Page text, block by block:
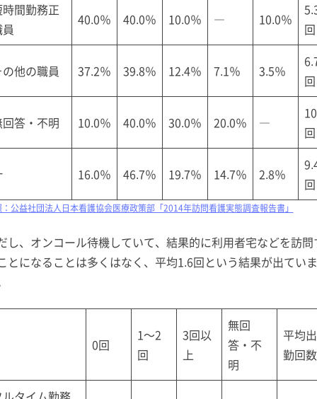
間勤務正
40.0％ 40.0％ 10.0％ ― 10.0％
回
他の職員 37.2％ 39.8％ 12.4％ 7.1％ 3.5％
回
答・不明 10.0％ 40.0％ 30.0％ 20.0％ ―
回
16.0％ 46.7％ 19.7％ 14.7％ 2.8％
回
公益社団法人日本看護協会医療政策部「2014年訪問看護実態調査報告書」
し、オンコール待機していて、結果的に利用者宅などを訪問
とになることは多くはなく、平均1.6回という結果が出ていま
0回
1～2
回
3回以
上
無回
答・不
明
平均出
勤回数